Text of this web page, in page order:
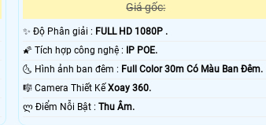
Giá gốc:
✨ Độ Phân giải : FULL HD 1080P .
🌠 Tích hợp công nghệ :
IP POE.
🌜 Hình ảnh ban đêm : Full Color 30m Có Màu Ban Ðêm.
🎼️ Camera Thiết Kế Xoay 360.
️ლ Điểm Nỗi Bật : Thu Âm.